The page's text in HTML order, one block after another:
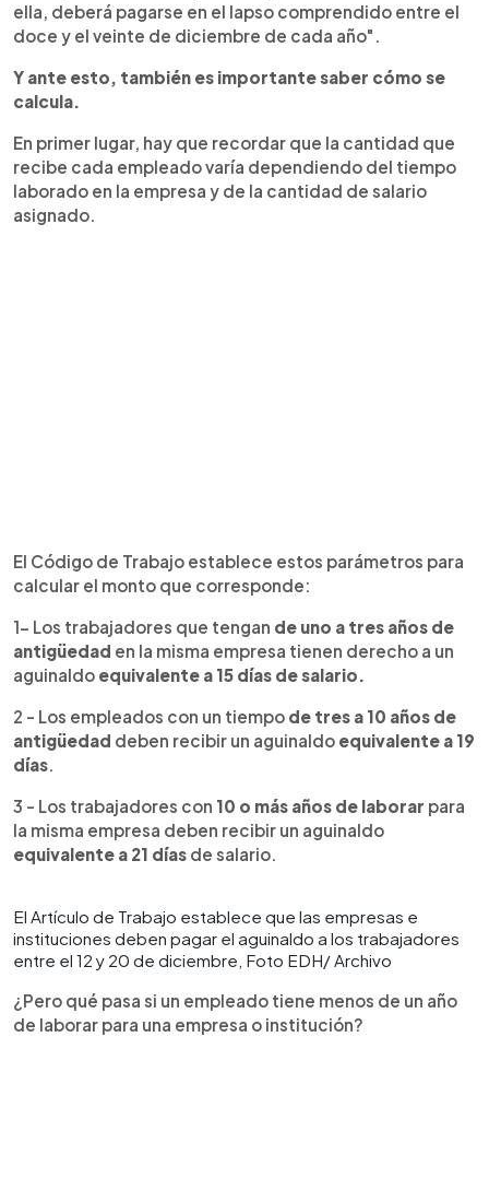
ella, deberá pagarse en el lapso comprendido entre el
doce y el veinte de diciembre de cada año".
Y ante esto, también es importante saber cómo se
calcula.
En primer lugar, hay que recordar que la cantidad que
recibe cada empleado varía dependiendo del tiempo
laborado en la empresa y de la cantidad de salario
asignado.
El Código de Trabajo establece estos parámetros para
calcular el monto que corresponde:
1- Los trabajadores que tengan de uno a tres años de
antigüedad en la misma empresa tienen derecho a un
aguinaldo equivalente a 15 días de salario.
2 - Los empleados con un tiempo de tres a 10 años de
antigüedad deben recibir un aguinaldo equivalente a 19
días.
3 - Los trabajadores con 10 o más años de laborar para
la misma empresa deben recibir un aguinaldo
equivalente a 21 días de salario.
El Artículo de Trabajo establece que las empresas e
instituciones deben pagar el aguinaldo a los trabajadores
entre el 12 y 20 de diciembre, Foto EDH/ Archivo
¿Pero qué pasa si un empleado tiene menos de un año
de laborar para una empresa o institución?